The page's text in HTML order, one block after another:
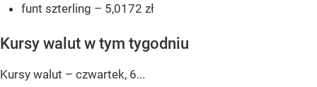
funt szterling – 5,0172 zł
Kursy walut w tym tygodniu
Kursy walut – czwartek, 6...